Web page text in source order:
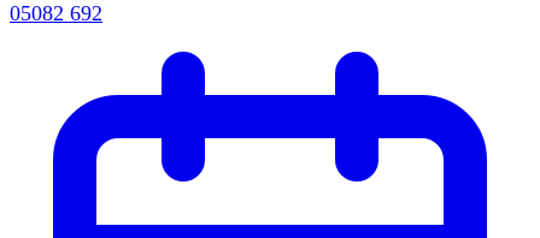
05082 692